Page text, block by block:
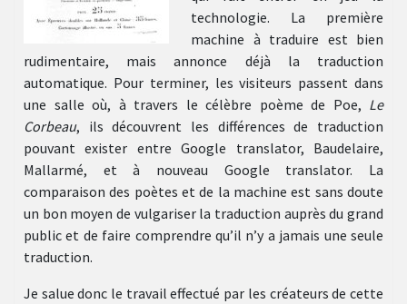
technologie. La première
machine à traduire est bien
rudimentaire, mais annonce déjà la traduction
automatique. Pour terminer, les visiteurs passent dans
une salle où, à travers le célèbre poème de Poe, Le
Corbeau, ils découvrent les différences de traduction
pouvant exister entre Google translator, Baudelaire,
Mallarmé, et à nouveau Google translator. La
comparaison des poètes et de la machine est sans doute
un bon moyen de vulgariser la traduction auprès du grand
public et de faire comprendre qu’il n’y a jamais une seule
traduction.
Je salue donc le travail effectué par les créateurs de cette